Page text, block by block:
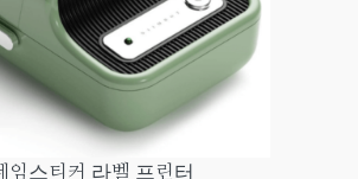
임스티커 라벨 프린터